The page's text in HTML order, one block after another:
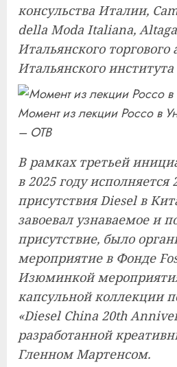
консульства Италии,
della Moda Italiana,
Итальянского торгового
Итальянского
Момент из лекции Россо в
– OTB
В рамках третьей
в 2025 году исполняется
присутствия Diesel в
завоевал узнаваемое и
присутствие, было
мероприятие в Фонде
Изюминкой
капсульной коллекции
«Diesel China 20th
разработанной
Гленном Мартенсом.